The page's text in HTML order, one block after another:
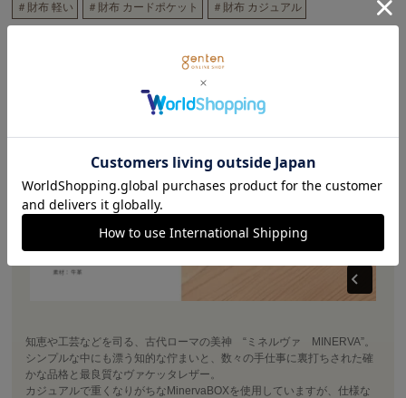
＃財布 軽い ＃財布 カードポケット ＃財布 カジュアル
商品詳細
知恵や工芸などを司る、古代ローマの美神 “ミネルヴァ MINERVA”。
シンプルな中にも漂う知的な佇まいと、数々の手仕事に裏打ちされた確
かな品格と最良質なヴァケッタレザー。
カジュアルで重くなりがちなMinervaBOXを使用していますが、仕様な